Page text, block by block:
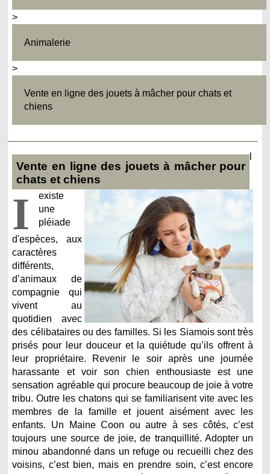
>
Animalerie
>
Vente en ligne des jouets à mâcher pour chats et
chiens
Vente en ligne des jouets à mâcher pour
chats et chiens
I
existe
une
pléiade
d'espèces, aux
caractères
différents,
d’animaux de
compagnie qui
vivent au
quotidien avec
des célibataires ou des familles. Si les Siamois sont très
prisés pour leur douceur et la quiétude qu’ils offrent à
leur propriétaire. Revenir le soir après une journée
harassante et voir son chien enthousiaste est une
sensation agréable qui procure beaucoup de joie à votre
tribu. Outre les chatons qui se familiarisent vite avec les
membres de la famille et jouent aisément avec les
enfants. Un Maine Coon ou autre à ses côtés, c’est
toujours une source de joie, de tranquillité. Adopter un
minou abandonné dans un refuge ou recueilli chez des
voisins, c’est bien, mais en prendre soin, c’est encore